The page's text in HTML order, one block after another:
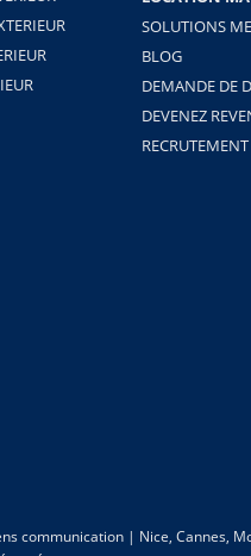
SOLUTIONS
BLOG
DEMANDE DE
DEVENEZ
RECRUTEMENT
communication | Nice, Cannes,